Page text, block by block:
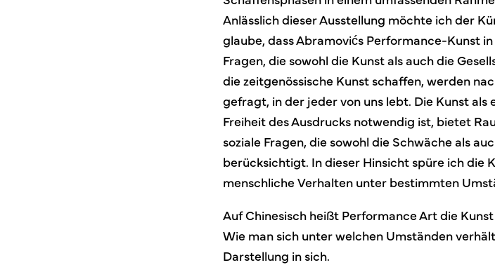
Anlässlich dieser Ausstellung möchte ich der
glaube, dass Abramovićs Performance-Kunst
Fragen, die sowohl die Kunst als auch die
die zeitgenössische Kunst schaffen, werden
gefragt, in der jeder von uns lebt. Die Kunst
Freiheit des Ausdrucks notwendig ist, bietet
soziale Fragen, die sowohl die Schwäche als
berücksichtigt. In dieser Hinsicht spüre ich die
menschliche Verhalten unter bestimmten
Auf Chinesisch heißt Performance Art die
Wie man sich unter welchen Umständen
Darstellung in sich.